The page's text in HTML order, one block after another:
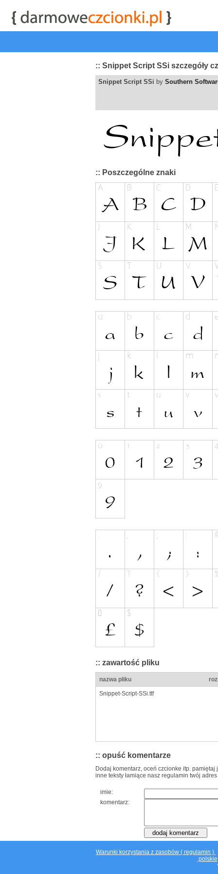
| przeglądaj najwyżej
:: Snippet Script SSi szczegóły
Snippet Script SSi by Southern
:: Poszczególne znaki
:: zawartość pliku
nazwa pliku
Snippet-Script-SSi.ttf
:: opuść komentarze
Dodaj komentarz, oceń czcionke itp.
inne teksty łamiące nasz regulamin twój
imie:
komentarz:
Warunki korzystania z zasobów ( regulamin )